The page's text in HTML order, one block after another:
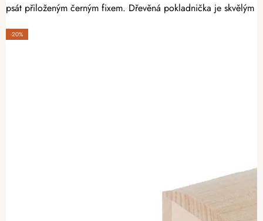
psát přiloženým černým fixem. Dřevěná pokladnička je
-20%